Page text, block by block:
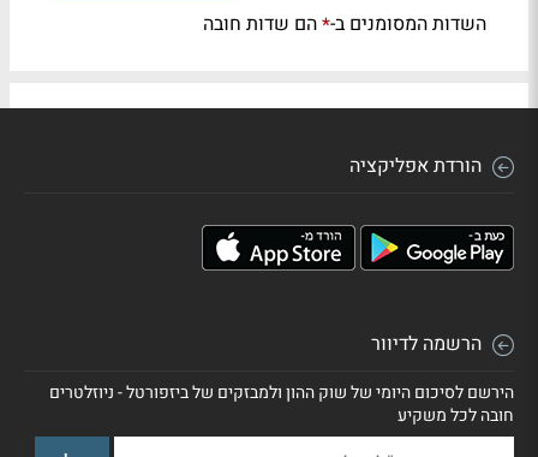
השדות המסומנים ב-*הם שדות חובה
הורדת אפליקציה
הרשמה לדיוור
הירשם לסיכום היומי של שוק ההון ולמבזקים של ביזפורטל - ניוזלטרים
חובה לכל משקיע